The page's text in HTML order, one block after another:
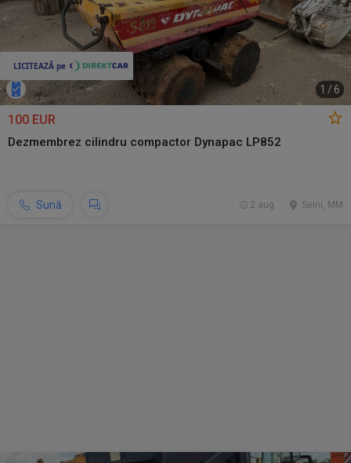
1 /6
100 EUR
Dezmembrez cilindru compactor Dynapac LP852
Sună Seini, MM
2 aug.